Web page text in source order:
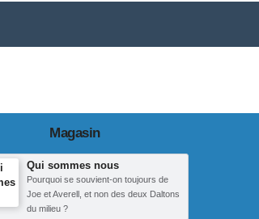
Magasin
Qui sommes nous
Pourquoi se souvient-on toujours de
Joe et Averell, et non des deux Daltons
du milieu ?